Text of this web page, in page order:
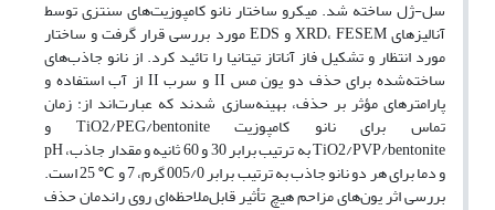
سل-ژل ساخته شد. میکرو ساختار نانو کامپوزیت‌های سنتزی توسط
آنالیزهای XRD، FESEM و EDS مورد بررسی قرار گرفت و ساختار
مورد انتظار و تشکیل فاز آناتاز تیتانیا را تائید کرد. از نانو جاذب‌های
ساخته‌شده برای حذف دو یون مس II و سرب II از آب استفاده و
پارامترهای مؤثر بر حذف، بهینه‌سازی شدند که عبارت‌اند از: زمان
تماس برای نانو کامپوزیت TiO2/PEG/bentonite و
TiO2/PVP/bentonite به ترتیب برابر 30 و 60 ثانیه و مقدار جاذب، pH
و دما برای هر دو نانو جاذب به ترتیب برابر 005/0 گرم، 7 و ℃ 25 است.
بررسی اثر یون‌های مزاحم هیچ تأثیر قابل‌ملاحظه‌ای روی راندمان حذف